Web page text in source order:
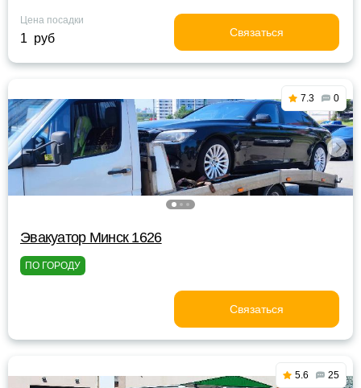
Цена посадки
1 руб Связаться
7.3 0
Эвакуатор Минск 1626
ПО ГОРОДУ
Связаться
5.6 25